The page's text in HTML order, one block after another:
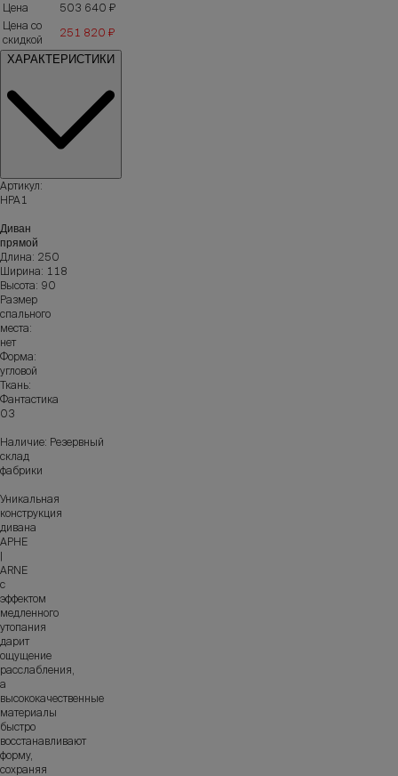
Цена
503 640 ₽
Цена со
скидкой
251 820 ₽
ХАРАКТЕРИСТИКИ
Артикул:
НРА1
Диван
прямой
Длина: 250
Ширина: 118
Высота: 90
Размер
спального
места:
нет
Форма:
угловой
Ткань:
Фантастика
03
Наличие: Резервный
склад
фабрики
Уникальная
конструкция
дивана
АРНЕ
ARNE
с
эффектом
медленного
утопания
дарит
ощущение
расслабления,
а
высококачественные
материалы
быстро
восстанавливают
форму,
сохраняя